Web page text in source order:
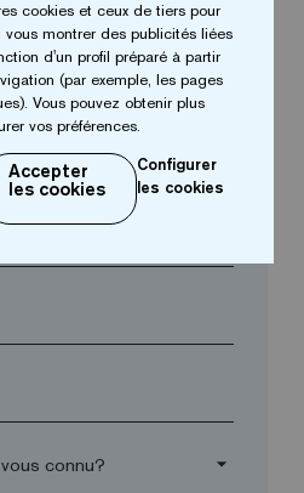
arrow_drop_down
cookies et ceux de tiers pour
vous montrer des publicités liées
d'un profil préparé à partir
(par exemple, les pages
Vous pouvez obtenir plus
vos préférences.
Accepter
les cookies
Configurer
les cookies